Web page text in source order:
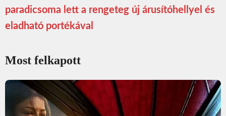
paradicsoma lett a rengeteg új árusítóhellyel és
eladható portékával
Most felkapott